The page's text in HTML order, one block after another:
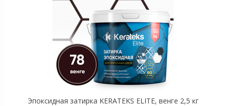
Эпоксидная затирка KERATEKS ELITE, венге 2,5 кг